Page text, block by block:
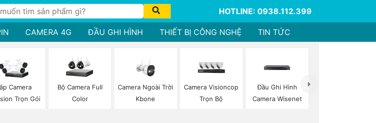
HOTLINE: 0938.112.399
CAMERA 4G ĐẦU GHI HÌNH THIẾT BỊ CÔNG NGHỆ TIN TỨC
Camera
Trọn Gói
Bộ Camera Full
Color
Camera Ngoài Trời
Kbone
Camera Visioncop
Trọn Bộ
Đầu Ghi Hình
Camera Wisenet